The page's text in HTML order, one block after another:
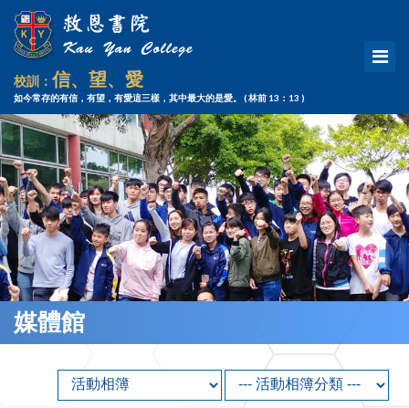
校訓：信、望、愛
如今常存的有信，有望，有愛這三樣，其中最大的是愛。 ( 林前 13：13 )
媒體館